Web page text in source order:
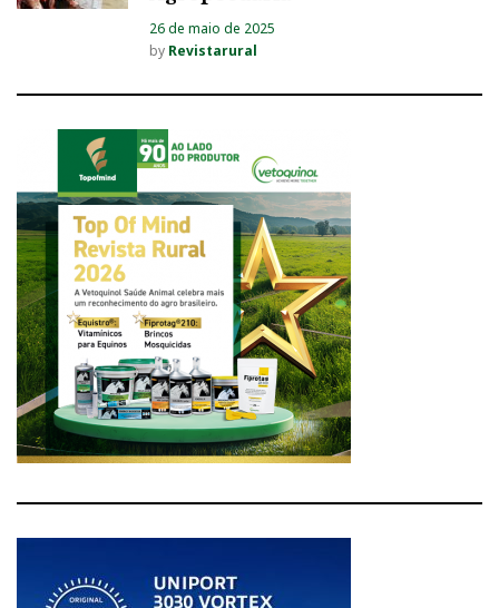
26 de maio de 2025
by Revistarural